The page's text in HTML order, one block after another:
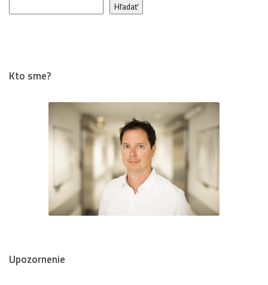
Hľadať
Kto sme?
Upozornenie